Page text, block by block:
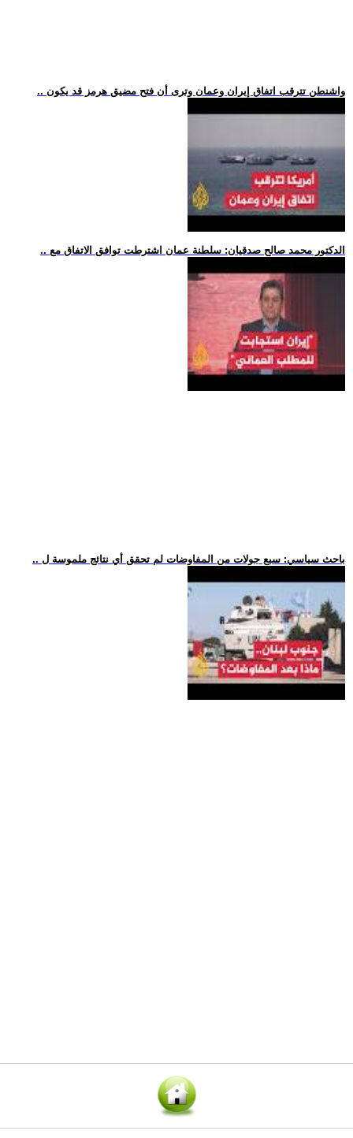
.. واشنطن تترقب اتفاق إيران وعمان وترى أن فتح مضيق هرمز قد يكون
.. الدكتور محمد صالح صدقيان: سلطنة عمان اشترطت توافق الاتفاق مع
.. باحث سياسي: سبع جولات من المفاوضات لم تحقق أي نتائج ملموسة ل